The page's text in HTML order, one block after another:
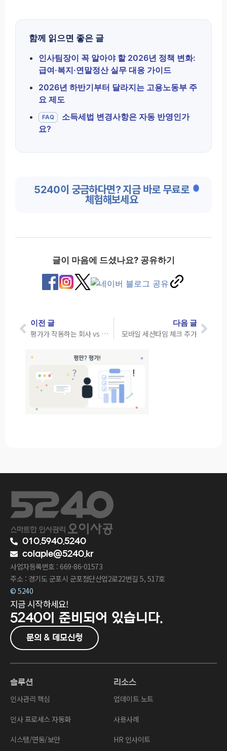
함께 읽으면 좋은 글
인사팀장이 꼭 알아야 할 2026년 정책 변화:
급여·복지·연말정산 실무 대응 가이드
2026년 하반기부터 달라지는 고용노동부 주
요 제도
FAQ
소득세법 변경사항은 자동 반영인가
요?
5240이 궁금하다면? 지금 바로 무료로
체험해보세요
글이 마음에 드셨나요? 공유하기
이전 글
평가가 작동하는 회사 vs 평판이 승진을 좌우하는 회사
다음 글
모바일 세션타임 체크 추가
010.5940.5240
colaple@5240.kr
사업자등록번호 : 669-86-01573
주소 : 경기도 군포시 군포첨단산업2로22번길 5, 517호
© 5240
지금 시작하세요!
5240이 준비되어 있습니다.
문의 & 데모신청
솔루션
인사관리 핵심
인사 프로세스 자동화
시스템/연동/보안
리소스
업데이트 노트
사용사례
HR 인사이트